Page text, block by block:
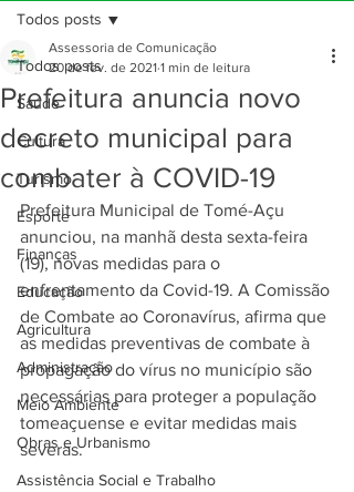
Todos posts
Saúde
Cultura
Turismo
Esporte
Finanças
Educação
Agricultura
Administração
Meio Ambiente
Obras e Urbanismo
Assistência Social e Trabalho
Todos posts
Prefeitura anuncia novo
decreto municipal para
combater à COVID-19
Assessoria de Comunicação
20 de fev. de 2021 1 min de leitura
Prefeitura Municipal de Tomé-Açu
anunciou, na manhã desta sexta-feira
(19), novas medidas para o
enfrentamento da Covid-19. A Comissão
de Combate ao Coronavírus, afirma que
as medidas preventivas de combate à
propagação do vírus no município são
necessárias para proteger a população
tomeaçuense e evitar medidas mais
severas.